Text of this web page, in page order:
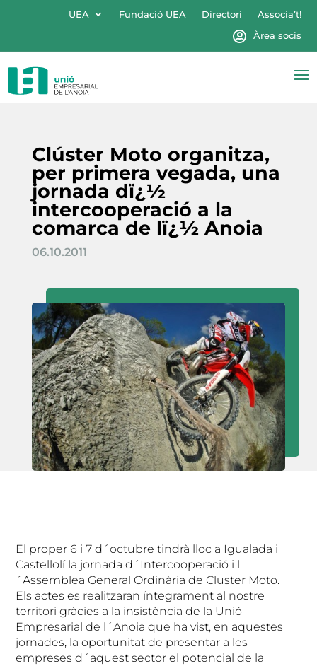
UEA Fundació UEA Directori
Associa’t!
Àrea socis
Clúster Moto organitza,
per primera vegada, una
jornada dï¿½
intercooperació a la
comarca de lï¿½ Anoia
06.10.2011
El proper 6 i 7 d´octubre tindrà lloc a Igualada i
Castellolí la jornada d´Intercooperació i l
´Assemblea General Ordinària de Cluster Moto.
Els actes es realitzaran íntegrament al nostre
territori gràcies a la insistència de la Unió
Empresarial de l´Anoia que ha vist, en aquestes
jornades, la oportunitat de presentar a les
empreses d´aquest sector el potencial de la